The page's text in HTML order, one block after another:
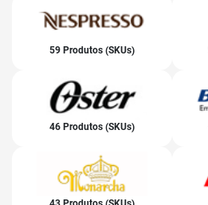
59 Produtos (SKUs)
46 Produtos (SKUs)